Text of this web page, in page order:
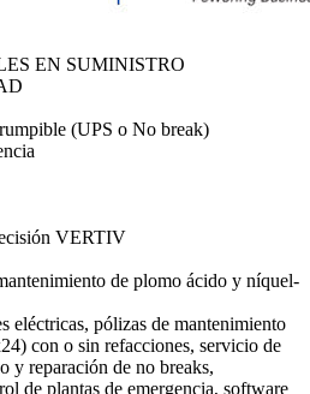
EN SUMINISTRO
(UPS o No break)
VERTIV
de plomo ácido y níquel-
eléctricas, pólizas de mantenimiento
con o sin refacciones, servicio de
y reparación de no breaks,
de plantas de emergencia, software